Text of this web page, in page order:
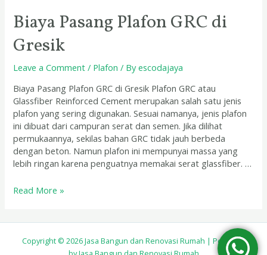
Biaya Pasang Plafon GRC di
Gresik
Leave a Comment / Plafon / Byescodajaya
Biaya Pasang Plafon GRC di Gresik Plafon GRC atau
Glassfiber Reinforced Cement merupakan salah satu jenis
plafon yang sering digunakan. Sesuai namanya, jenis plafon
ini dibuat dari campuran serat dan semen. Jika dilihat
permukaannya, sekilas bahan GRC tidak jauh berbeda
dengan beton. Namun plafon ini mempunyai massa yang
lebih ringan karena penguatnya memakai serat glassfiber. …
Read More »
Copyright © 2026 Jasa Bangun dan Renovasi Rumah | Powered